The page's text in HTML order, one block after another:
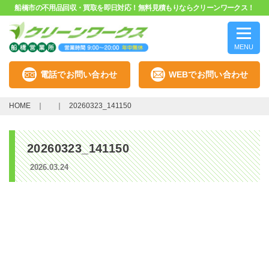
船橋市の不用品回収・買取を即日対応！無料見積もりならクリーンワークス！
MENU
電話でお問い合わせ WEBでお問い合わせ
HOME 20260323_141150
20260323_141150
2026.03.24